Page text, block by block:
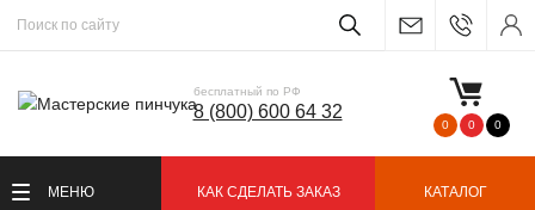
бесплатный по РФ
8 (800) 600 64 32
0 0 0
МЕНЮ КАК СДЕЛАТЬ ЗАКАЗ КАТАЛОГ